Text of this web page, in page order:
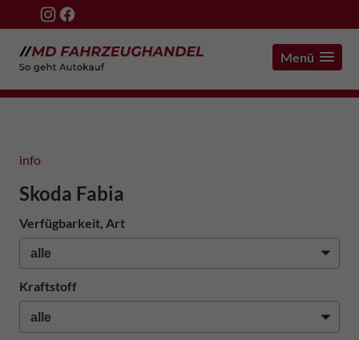
Menü
info
Skoda Fabia
Verfügbarkeit, Art
Kraftstoff